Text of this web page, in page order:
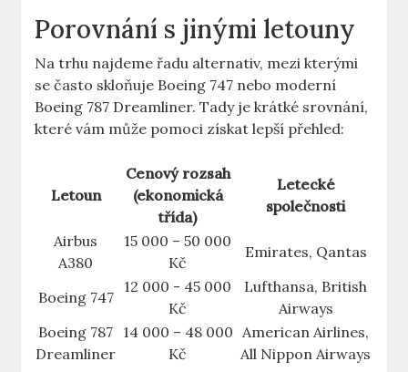
Porovnání ⁤s jinými letouny
Na⁢ trhu najdeme ⁣řadu⁢ alternativ, mezi⁤ kterými
se často skloňuje Boeing 747 nebo moderní
Boeing 787 Dreamliner.‌ Tady je krátké srovnání,
které vám⁤ může pomoci získat lepší přehled:
Letoun
Cenový rozsah
(ekonomická
⁤třída)
Letecké
společnosti
Airbus
A380
15 000 – 50 000
Kč
Emirates, Qantas
Boeing 747
12 000 ⁣- 45 000
Kč
Lufthansa, British
Airways
Boeing⁢ 787
Dreamliner
14 000 – ‍48 000
Kč
American Airlines,
All Nippon Airways